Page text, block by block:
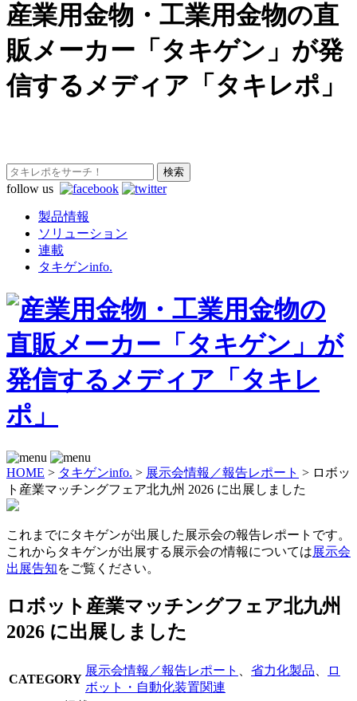
産業用金物・工業用金物の直
販メーカー「タキゲン」が発
信するメディア「タキレポ」
follow us
製品情報
ソリューション
連載
タキゲンinfo.
HOME > タキゲンinfo. > 展示会情報／報告レポート > ロボッ
ト産業マッチングフェア北九州 2026 に出展しました
これまでにタキゲンが出展した展示会の報告レポートです。
これからタキゲンが出展する展示会の情報については展示会
出展告知をご覧ください。
ロボット産業マッチングフェア北九州
2026 に出展しました
CATEGORY
展示会情報／報告レポート 省力化製品
ロ
ボット・自動化装置関連